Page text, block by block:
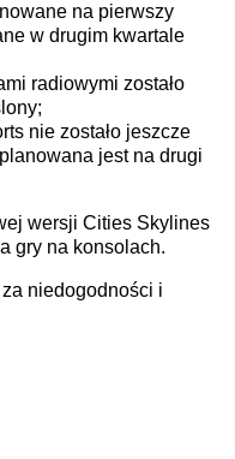
na pierwszy
w drugim kwartale
radiowymi zostało
nie zostało jeszcze
jest na drugi
wersji Cities Skylines
gry na konsolach.
niedogodności i